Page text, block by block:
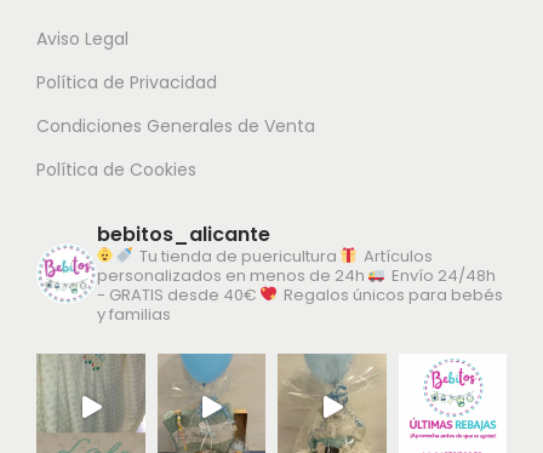
Aviso Legal
Política de Privacidad
Condiciones Generales de Venta
Política de Cookies
bebitos_alicante
Tu tienda de puericultura
Artículos
personalizados en menos de 24h
Envío 24/48h
- GRATIS desde 40€
Regalos únicos para bebés
y familias